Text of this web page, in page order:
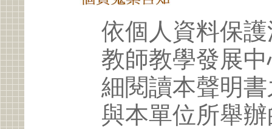
依個人資料保
教師教學發展
細閱讀本聲明
與本單位所舉